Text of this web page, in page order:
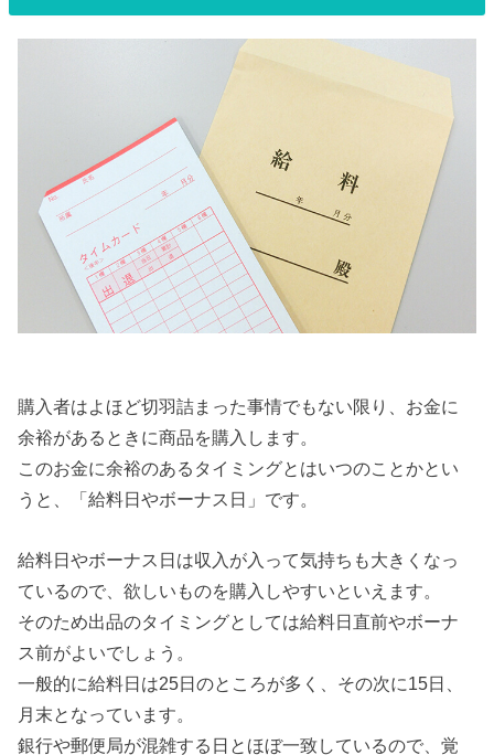
購入者はよほど切羽詰まった事情でもない限り、お金に
余裕があるときに商品を購入します。
このお金に余裕のあるタイミングとはいつのことかとい
うと、「給料日やボーナス日」です。
給料日やボーナス日は収入が入って気持ちも大きくなっ
ているので、欲しいものを購入しやすいといえます。
そのため出品のタイミングとしては給料日直前やボーナ
ス前がよいでしょう。
一般的に給料日は25日のところが多く、その次に15日、
月末となっています。
銀行や郵便局が混雑する日とほぼ一致しているので、覚